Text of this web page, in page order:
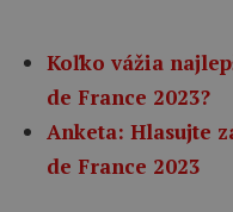
Koľko vážia
de France 2023?
Anketa: Hlasujte
de France 2023